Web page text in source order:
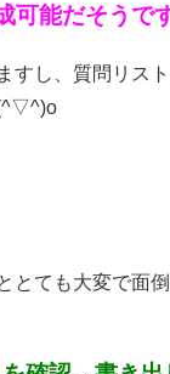
可能だそうで
すし、質問リス
とても大変で面